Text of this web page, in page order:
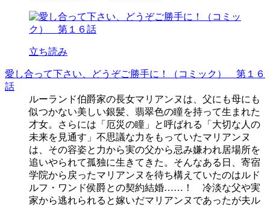
立ち読み
愛し合って下さい、どうぞご勝手に！（コミック） 第１６
話
ルーランド伯爵家の長女マリアンヌは、父にも母にも
似つかない美しい銀髪、翡翠色の瞳を持って生まれた
才女。さらには「厄災の瞳」と呼ばれる「大切な人の
未来を見通す」不思議な力をもっていたマリアンヌ
は、その容姿と力から実の父から忌み嫌われ居場所を
追いやられて孤独に生きてきた。そんなある日、寄宿
学院から戻ったマリアンヌを待ち構えていたのはルド
ルフ・ワンド侯爵との契約結婚……！ 冷淡な父や実
家から逃れられると嫁いだマリアンヌであったが夫ル